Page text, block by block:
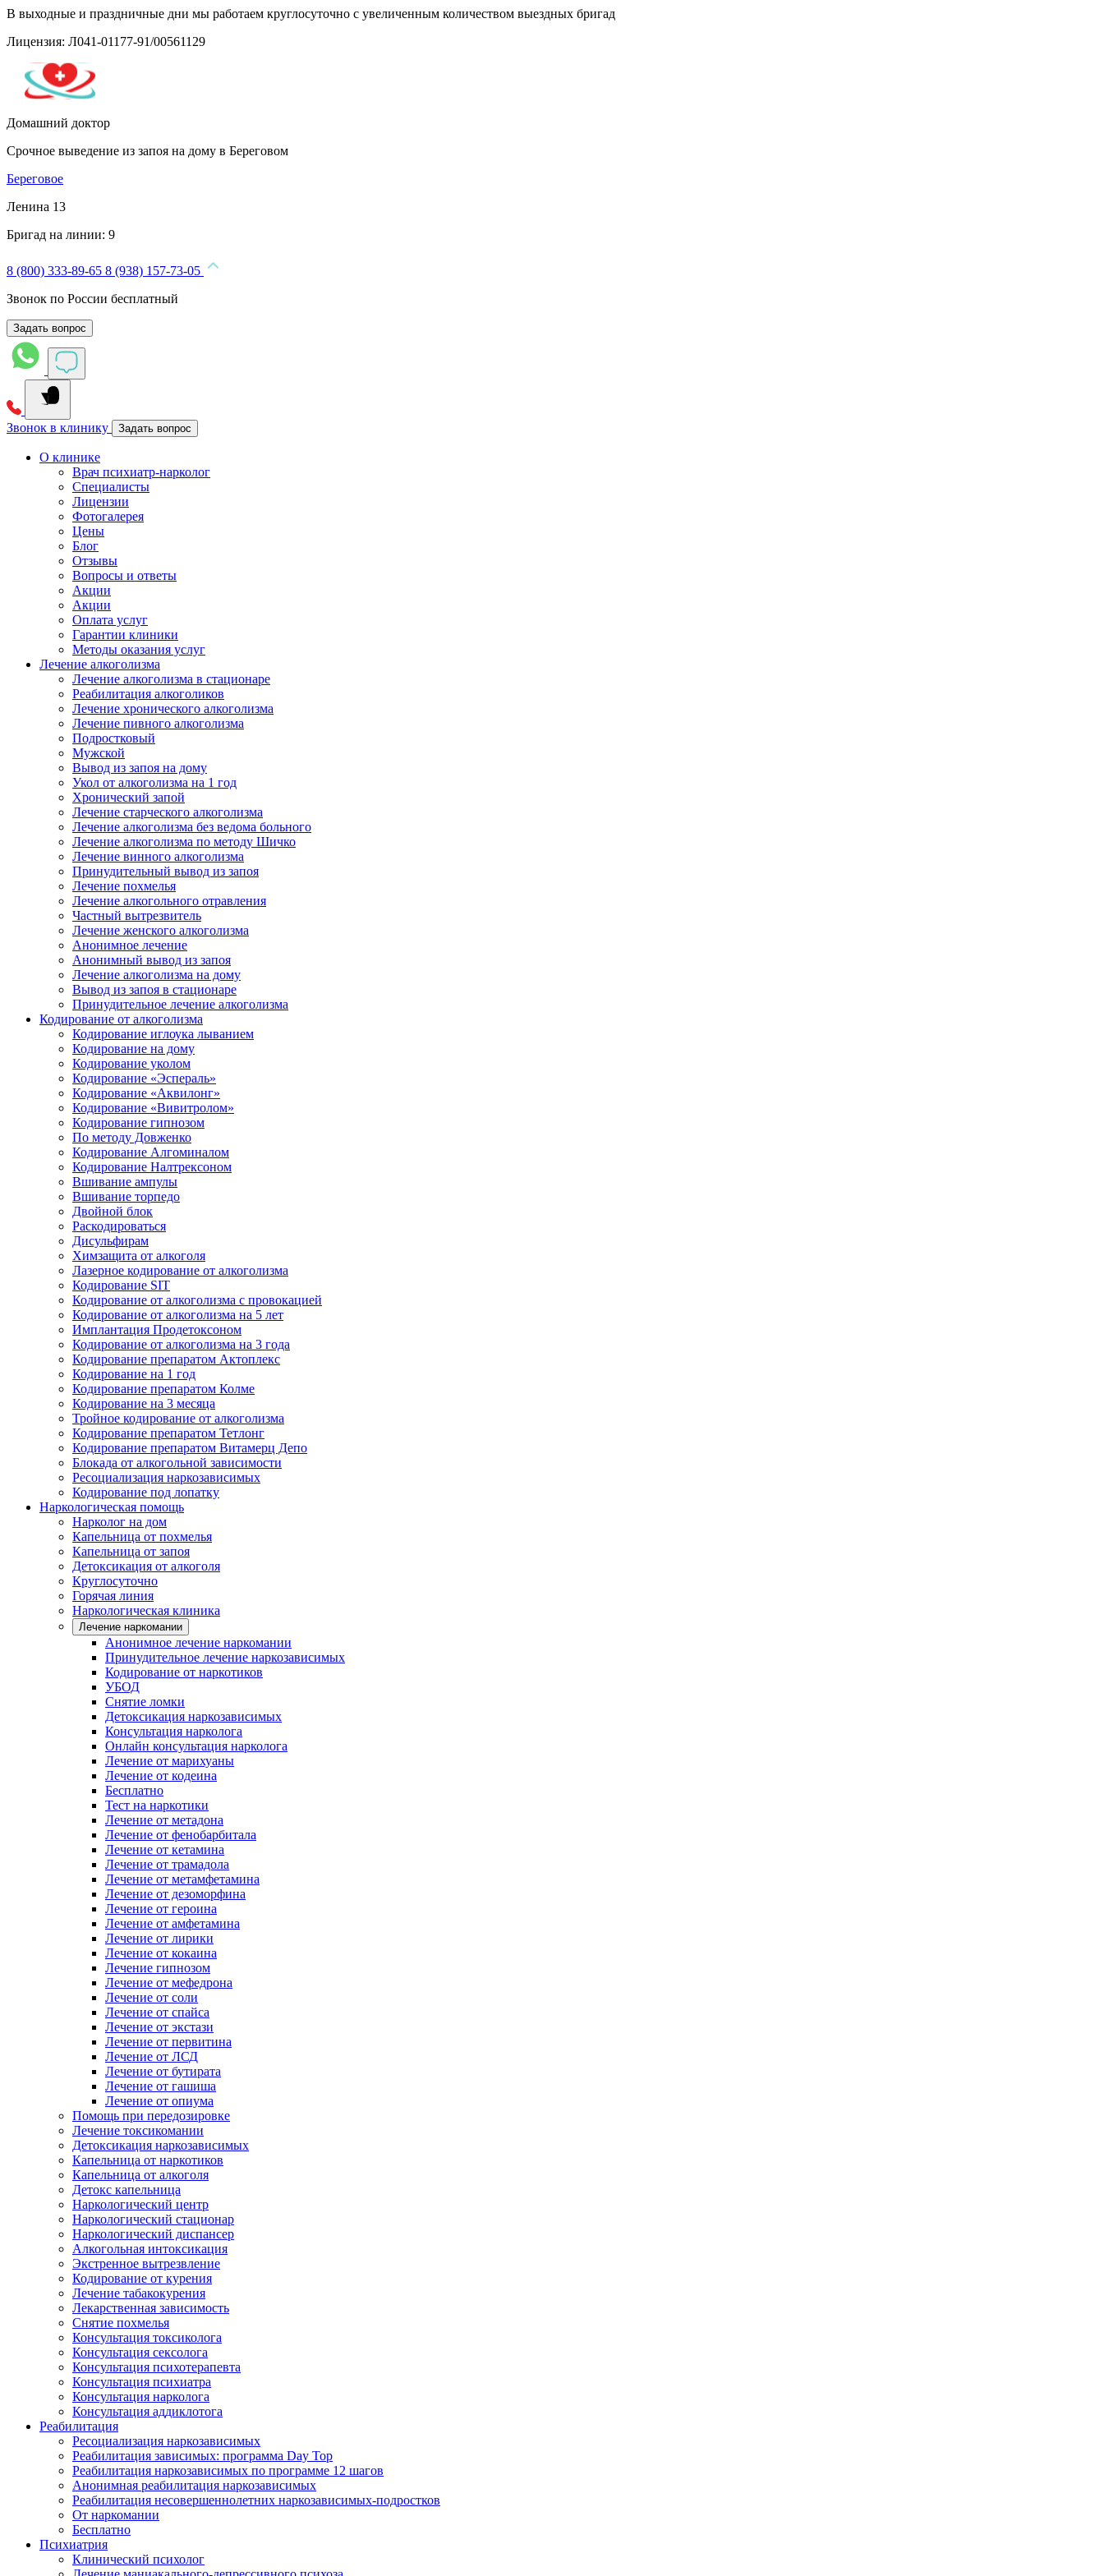
В выходные и праздничные дни мы работаем круглосуточно с увеличенным количеством выездных бригад
Лицензия: Л041-01177-91/00561129
Домашний доктор
Срочное выведение из запоя на дому в Береговом
Береговое
Ленина 13
Бригад на линии: 9
8 (800) 333-89-65 8 (938) 157-73-05
Звонок по России бесплатный
Задать вопрос
Звонок в клинику Задать вопрос
О клинике
Врач психиатр-нарколог
Специалисты
Лицензии
Фотогалерея
Цены
Блог
Отзывы
Вопросы и ответы
Акции
Акции
Оплата услуг
Гарантии клиники
Методы оказания услуг
Лечение алкоголизма
Лечение алкоголизма в стационаре
Реабилитация алкоголиков
Лечение хронического алкоголизма
Лечение пивного алкоголизма
Подростковый
Мужской
Вывод из запоя на дому
Укол от алкоголизма на 1 год
Хронический запой
Лечение старческого алкоголизма
Лечение алкоголизма без ведома больного
Лечение алкоголизма по методу Шичко
Лечение винного алкоголизма
Принудительный вывод из запоя
Лечение похмелья
Лечение алкогольного отравления
Частный вытрезвитель
Лечение женского алкоголизма
Анонимное лечение
Анонимный вывод из запоя
Лечение алкоголизма на дому
Вывод из запоя в стационаре
Принудительное лечение алкоголизма
Кодирование от алкоголизма
Кодирование иглоука лыванием
Кодирование на дому
Кодирование уколом
Кодирование «Эспераль»
Кодирование «Аквилонг»
Кодирование «Вивитролом»
Кодирование гипнозом
По методу Довженко
Кодирование Алгоминалом
Кодирование Налтрексоном
Вшивание ампулы
Вшивание торпедо
Двойной блок
Раскодироваться
Дисульфирам
Химзащита от алкоголя
Лазерное кодирование от алкоголизма
Кодирование SIT
Кодирование от алкоголизма с провокацией
Кодирование от алкоголизма на 5 лет
Имплантация Продетоксоном
Кодирование от алкоголизма на 3 года
Кодирование препаратом Актоплекс
Кодирование на 1 год
Кодирование препаратом Колме
Кодирование на 3 месяца
Тройное кодирование от алкоголизма
Кодирование препаратом Тетлонг
Кодирование препаратом Витамерц Депо
Блокада от алкогольной зависимости
Ресоциализация наркозависимых
Кодирование под лопатку
Наркологическая помощь
Нарколог на дом
Капельница от похмелья
Капельница от запоя
Детоксикация от алкоголя
Круглосуточно
Горячая линия
Наркологическая клиника
Лечение наркомании
Анонимное лечение наркомании
Принудительное лечение наркозависимых
Кодирование от наркотиков
УБОД
Снятие ломки
Детоксикация наркозависимых
Консультация нарколога
Онлайн консультация нарколога
Лечение от марихуаны
Лечение от кодеина
Бесплатно
Тест на наркотики
Лечение от метадона
Лечение от фенобарбитала
Лечение от кетамина
Лечение от трамадола
Лечение от метамфетамина
Лечение от дезоморфина
Лечение от героина
Лечение от амфетамина
Лечение от лирики
Лечение от кокаина
Лечение гипнозом
Лечение от мефедрона
Лечение от соли
Лечение от спайса
Лечение от экстази
Лечение от первитина
Лечение от ЛСД
Лечение от бутирата
Лечение от гашиша
Лечение от опиума
Помощь при передозировке
Лечение токсикомании
Детоксикация наркозависимых
Капельница от наркотиков
Капельница от алкоголя
Детокс капельница
Наркологический центр
Наркологический стационар
Наркологический диспансер
Алкогольная интоксикация
Экстренное вытрезвление
Кодирование от курения
Лечение табакокурения
Лекарственная зависимость
Снятие похмелья
Консультация токсиколога
Консультация сексолога
Консультация психотерапевта
Консультация психиатра
Консультация нарколога
Консультация аддиклотога
Реабилитация
Ресоциализация наркозависимых
Реабилитация зависимых: программа Day Top
Реабилитация наркозависимых по программе 12 шагов
Анонимная реабилитация наркозависимых
Реабилитация несовершеннолетних наркозависимых-подростков
От наркомании
Бесплатно
Психиатрия
Клинический психолог